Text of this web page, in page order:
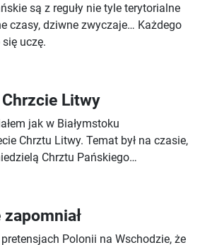
są z reguły nie tyle terytorialne
czasy, dziwne zwyczaje… Każdego
uczę.
Litwy
jak w Białymstoku
Chrztu Litwy. Temat był na czasie,
Chrztu Pańskiego…
Polonii na Wschodzie, że